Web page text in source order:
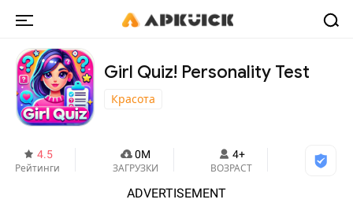
Girl Quiz! Personality Test
Красота
4.5
Рейтинги
0M
ЗАГРУЗКИ
4+
ВОЗРАСТ
ADVERTISEMENT